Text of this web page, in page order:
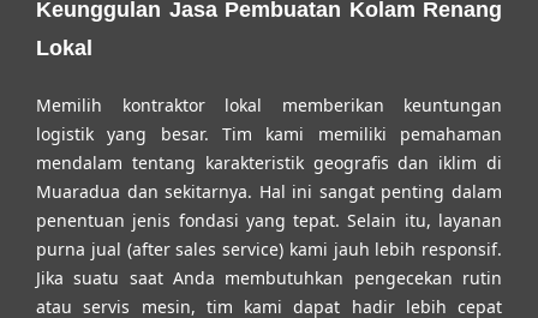
Keunggulan Jasa Pembuatan Kolam Renang
Lokal
Memilih kontraktor lokal memberikan keuntungan
logistik yang besar. Tim kami memiliki pemahaman
mendalam tentang karakteristik geografis dan iklim di
Muaradua dan sekitarnya. Hal ini sangat penting dalam
penentuan jenis fondasi yang tepat. Selain itu, layanan
purna jual (after sales service) kami jauh lebih responsif.
Jika suatu saat Anda membutuhkan pengecekan rutin
atau servis mesin, tim kami dapat hadir lebih cepat